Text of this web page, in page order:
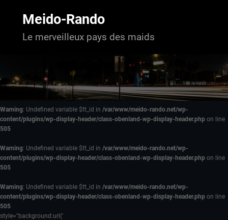
Meido-Rando
Le merveilleux pays des maids
Warning: Undefined variable $tt_id in /var/www/meido-rando.net/wp-
content/plugins/wp-display-header/class-obenland-wp-display-header.php on line
505
Warning: Undefined variable $tt_id in /var/www/meido-rando.net/wp-
content/plugins/wp-display-header/class-obenland-wp-display-header.php on line
505
Warning: Undefined variable $tt_id in /var/www/meido-rando.net/wp-
content/plugins/wp-display-header/class-obenland-wp-display-header.php on line
505
style="background:url('